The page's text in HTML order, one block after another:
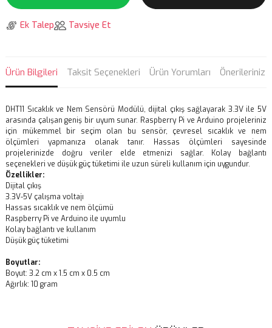
Ek Talep Tavsiye Et
Ürün Bilgileri Taksit Seçenekleri Ürün Yorumları Önerileriniz
DHT11 Sıcaklık ve Nem Sensörü Modülü, dijital çıkış sağlayarak 3.3V ile 5V
arasında çalışan geniş bir uyum sunar. Raspberry Pi ve Arduino projeleriniz
için mükemmel bir seçim olan bu sensör, çevresel sıcaklık ve nem
ölçümleri yapmanıza olanak tanır. Hassas ölçümleri sayesinde
projelerinizde doğru veriler elde etmenizi sağlar. Kolay bağlantı
seçenekleri ve düşük güç tüketimi ile uzun süreli kullanım için uygundur.
Özellikler:
Dijital çıkış
3.3V-5V çalışma voltajı
Hassas sıcaklık ve nem ölçümü
Raspberry Pi ve Arduino ile uyumlu
Kolay bağlantı ve kullanım
Düşük güç tüketimi
Boyutlar:
Boyut: 3.2 cm x 1.5 cm x 0.5 cm
Ağırlık: 10 gram